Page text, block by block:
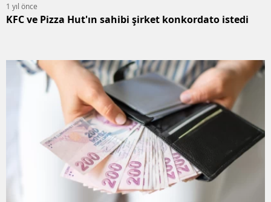
1 yıl önce
KFC ve Pizza Hut'ın sahibi şirket konkordato istedi